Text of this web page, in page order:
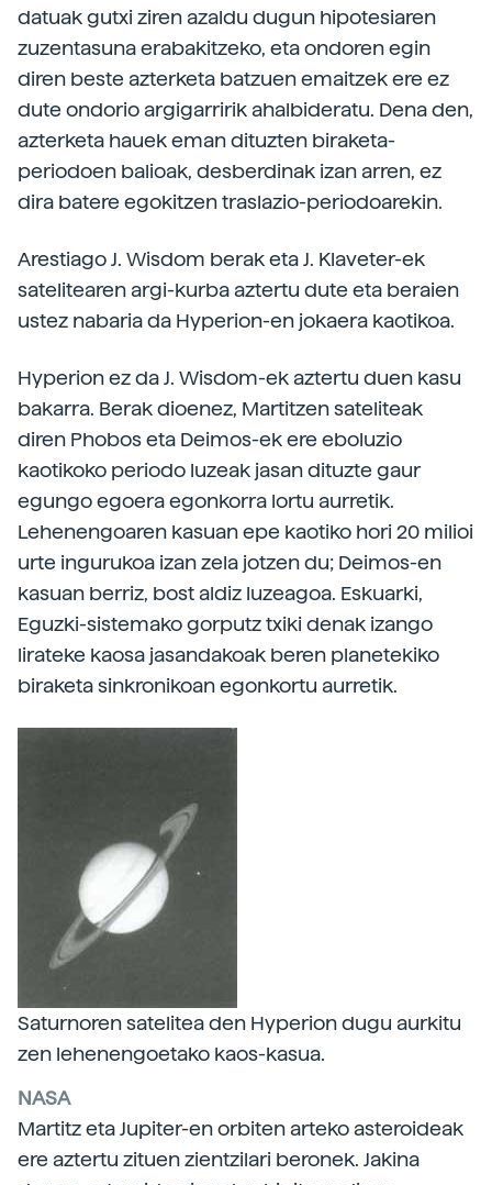
datuak gutxi ziren azaldu dugun hipotesiaren
zuzentasuna erabakitzeko, eta ondoren egin
diren beste azterketa batzuen emaitzek ere ez
dute ondorio argigarririk ahalbideratu. Dena den,
azterketa hauek eman dituzten biraketa-
periodoen balioak, desberdinak izan arren, ez
dira batere egokitzen traslazio-periodoarekin.
Arestiago J. Wisdom berak eta J. Klaveter-ek
satelitearen argi-kurba aztertu dute eta beraien
ustez nabaria da Hyperion-en jokaera kaotikoa.
Hyperion ez da J. Wisdom-ek aztertu duen kasu
bakarra. Berak dioenez, Martitzen sateliteak
diren Phobos eta Deimos-ek ere eboluzio
kaotikoko periodo luzeak jasan dituzte gaur
egungo egoera egonkorra lortu aurretik.
Lehenengoaren kasuan epe kaotiko hori 20 milioi
urte ingurukoa izan zela jotzen du; Deimos-en
kasuan berriz, bost aldiz luzeagoa. Eskuarki,
Eguzki-sistemako gorputz txiki denak izango
lirateke kaosa jasandakoak beren planetekiko
biraketa sinkronikoan egonkortu aurretik.
Saturnoren satelitea den Hyperion dugu aurkitu
zen lehenengoetako kaos-kasua.
NASA
Martitz eta Jupiter-en orbiten arteko asteroideak
ere aztertu zituen zientzilari beronek. Jakina